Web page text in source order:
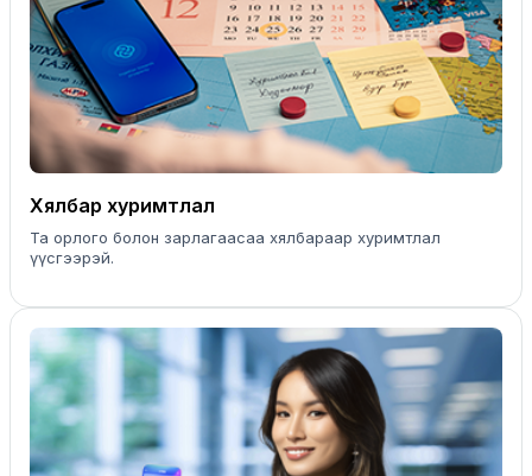
Хялбар хуримтлал
Та орлого болон зарлагаасаа хялбараар хуримтлал
үүсгээрэй.